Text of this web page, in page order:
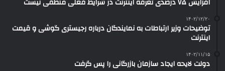
۱۴۰۲/۱۲/۲۰
توضیحات وزیر ارتباطات به نمایندگان درباره رجیستری گوشی و قیمت
اینترنت
۱۴۰۲/۱۱/۱۵
دولت لایحه ایجاد سازمان بازرگانی را پس گرفت